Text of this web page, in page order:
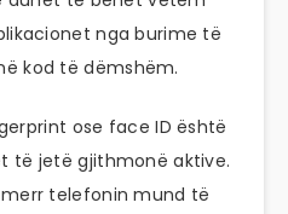
nga burime të
kod të dëmshëm.
ose face ID është
të jetë gjithmonë aktive.
telefonin mund të